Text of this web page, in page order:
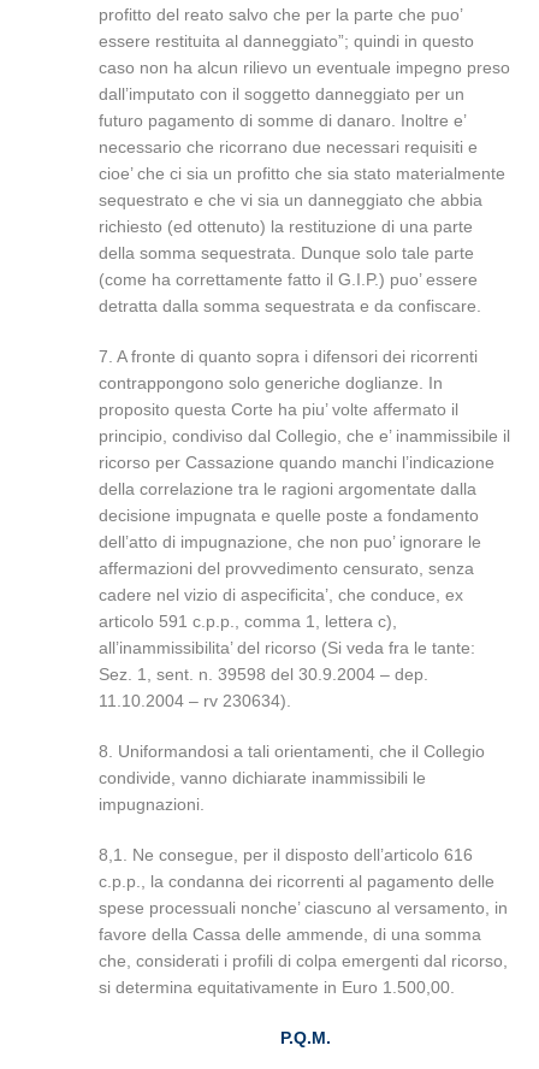
profitto del reato salvo che per la parte che puo’
essere restituita al danneggiato”; quindi in questo
caso non ha alcun rilievo un eventuale impegno preso
dall’imputato con il soggetto danneggiato per un
futuro pagamento di somme di danaro. Inoltre e’
necessario che ricorrano due necessari requisiti e
cioe’ che ci sia un profitto che sia stato materialmente
sequestrato e che vi sia un danneggiato che abbia
richiesto (ed ottenuto) la restituzione di una parte
della somma sequestrata. Dunque solo tale parte
(come ha correttamente fatto il G.I.P.) puo’ essere
detratta dalla somma sequestrata e da confiscare.
7. A fronte di quanto sopra i difensori dei ricorrenti
contrappongono solo generiche doglianze. In
proposito questa Corte ha piu’ volte affermato il
principio, condiviso dal Collegio, che e’ inammissibile il
ricorso per Cassazione quando manchi l’indicazione
della correlazione tra le ragioni argomentate dalla
decisione impugnata e quelle poste a fondamento
dell’atto di impugnazione, che non puo’ ignorare le
affermazioni del provvedimento censurato, senza
cadere nel vizio di aspecificita’, che conduce, ex
articolo 591 c.p.p., comma 1, lettera c),
all’inammissibilita’ del ricorso (Si veda fra le tante:
Sez. 1, sent. n. 39598 del 30.9.2004 – dep.
11.10.2004 – rv 230634).
8. Uniformandosi a tali orientamenti, che il Collegio
condivide, vanno dichiarate inammissibili le
impugnazioni.
8,1. Ne consegue, per il disposto dell’articolo 616
c.p.p., la condanna dei ricorrenti al pagamento delle
spese processuali nonche’ ciascuno al versamento, in
favore della Cassa delle ammende, di una somma
che, considerati i profili di colpa emergenti dal ricorso,
si determina equitativamente in Euro 1.500,00.
P.Q.M.